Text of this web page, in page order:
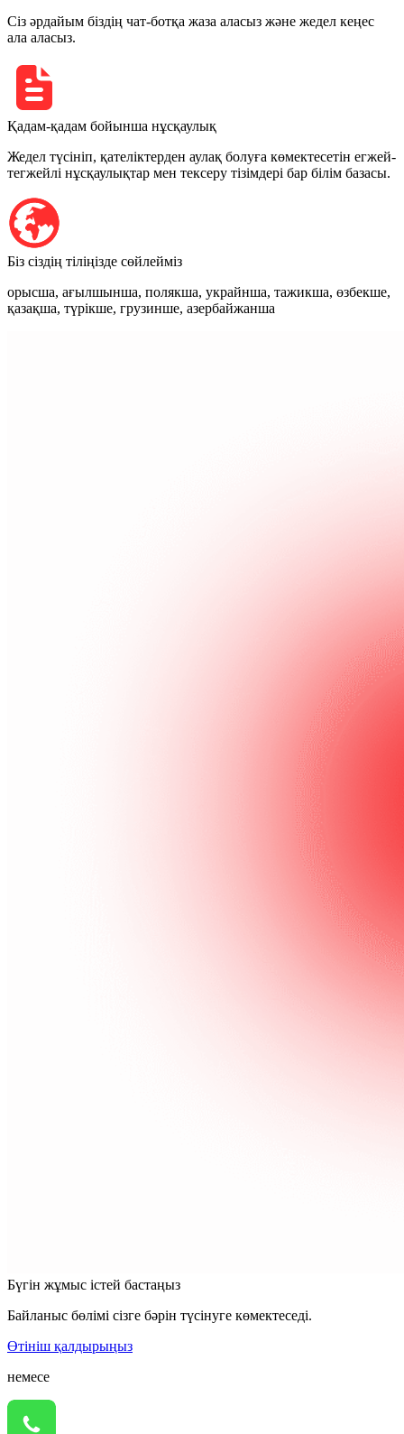
Сіз әрдайым біздің чат-ботқа жаза аласыз және жедел кеңес
ала аласыз.
Қадам-қадам бойынша нұсқаулық
Жедел түсініп, қателіктерден аулақ болуға көмектесетін егжей-
тегжейлі нұсқаулықтар мен тексеру тізімдері бар білім базасы.
Біз сіздің тіліңізде сөйлейміз
орысша, ағылшынша, полякша, украйнша, тажикша, өзбекше,
қазақша, түрікше, грузинше, азербайжанша
Бүгін жұмыс істей бастаңыз
Байланыс бөлімі сізге бәрін түсінуге көмектеседі.
Өтініш қалдырыңыз
немесе